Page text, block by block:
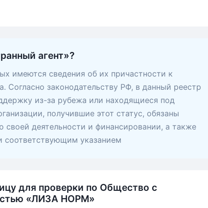
агент»?
имеются сведения об их причастности к
Согласно законодательству РФ, в данный реестр
из-за рубежа или находящиеся под
получившие этот статус, обязаны
своей деятельности и финансировании, а также
соответствующим указанием
для проверки по Общество с
«ЛИЗА НОРМ»